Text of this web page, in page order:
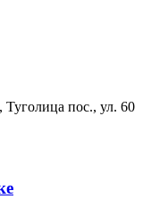
пос., ул. 60